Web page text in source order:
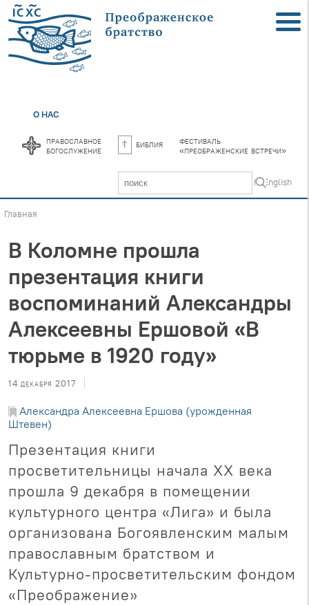
О НАС
православное
богослужение библия фестиваль
«преображенские встречи»
In English
Главная
В Коломне прошла
презентация книги
воспоминаний Александры
Алексеевны Ершовой «В
тюрьме в 1920 году»
14 декабря 2017
Александра Алексеевна Ершова (урожденная
Штевен)
Презентация книги
просветительницы начала XX века
прошла 9 декабря в помещении
культурного центра «Лига» и была
организована Богоявленским малым
православным братством и
Культурно-просветительским фондом
«Преображение»